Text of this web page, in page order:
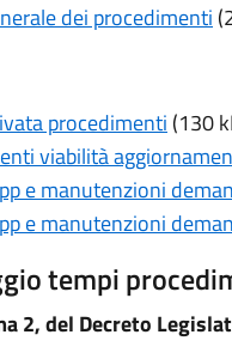
dei procedimenti
procedimenti (130
viabilità
e manutenzioni
e manutenzioni
tempi
2, del Decreto